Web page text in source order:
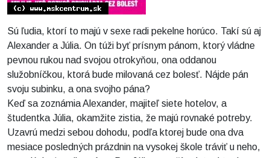
Sú ľudia, ktorí to majú v sexe radi pekelne horúco. Takí sú aj
Alexander a Júlia. On túži byť prísnym pánom, ktorý vládne
pevnou rukou nad svojou otrokyňou, ona oddanou
služobníčkou, ktorá bude milovaná cez bolesť. Nájde pán
svoju subinku, a ona svojho pána?
Keď sa zoznámia Alexander, majiteľ siete hotelov, a
študentka Júlia, okamžite zistia, že majú rovnaké potreby.
Uzavrú medzi sebou dohodu, podľa ktorej bude ona dva
mesiace posledných prázdnin na vysokej škole tráviť u neho,